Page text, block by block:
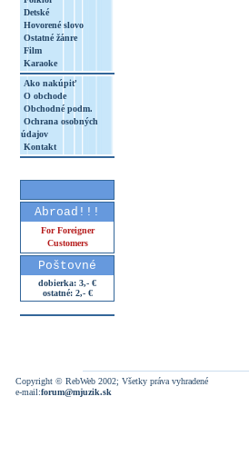
Detské
Hovorené slovo
Ostatné žánre
Film
Karaoke
Ako nakúpiť
O obchode
Obchodné podm.
Ochrana osobných
údajov
Kontakt
Abroad!!!
For Foreigner
Customers
Poštovné
dobierka: 3,- €
ostatné: 2,- €
Copyright © RebWeb 2002; Všetky práva vyhradené
e-mail:forum@mjuzik.sk